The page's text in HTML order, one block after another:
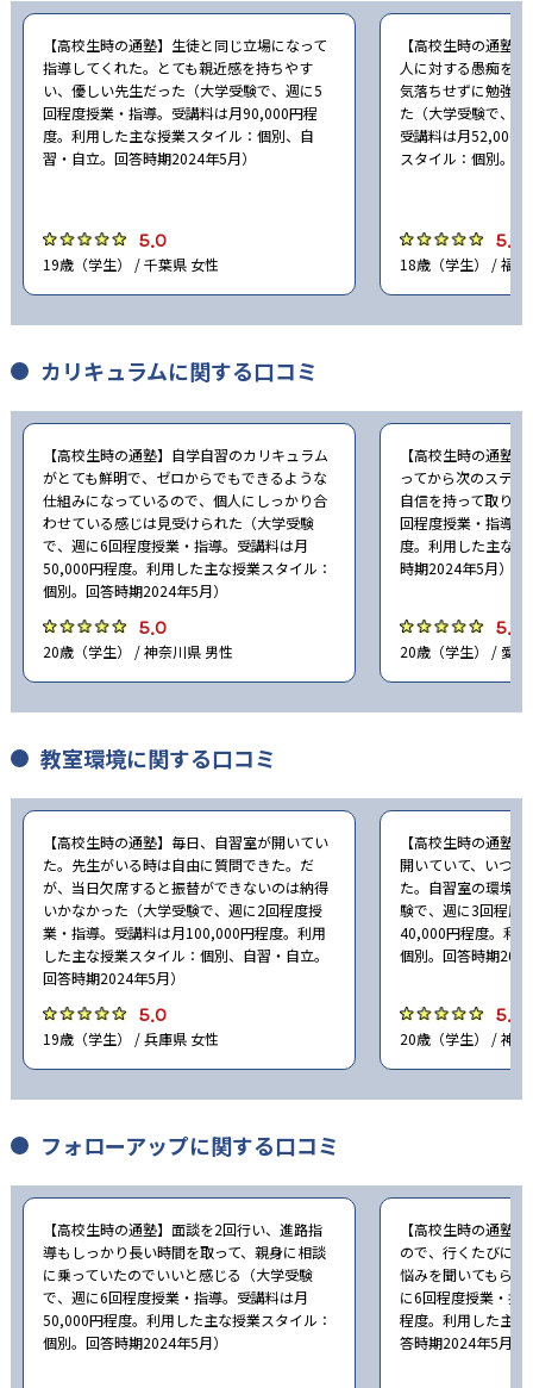
【高校生時の通塾】生徒と同じ立場になって
指導してくれた。とても親近感を持ちやす
い、優しい先生だった（大学受験で、週に5
回程度授業・指導。受講料は月90,000円程
度。利用した主な授業スタイル：個別、自
習・自立。回答時期2024年5月）
5.0
19歳（学生） / 千葉県 女性
【高校生時の通塾
人に対する愚痴を
気落ちせずに勉強
た（大学受験で、
受講料は月52,000
スタイル：個別。
5.0
18歳（学生） / 福岡
カリキュラムに関する口コミ
【高校生時の通塾】自学自習のカリキュラム
がとても鮮明で、ゼロからでもできるような
仕組みになっているので、個人にしっかり合
わせている感じは見受けられた（大学受験
で、週に6回程度授業・指導。受講料は月
50,000円程度。利用した主な授業スタイル：
個別。回答時期2024年5月）
5.0
20歳（学生） / 神奈川県 男性
【高校生時の通塾
ってから次のステ
自信を持って取り
回程度授業・指導
度。利用した主な
時期2024年5月）
5.0
20歳（学生） / 愛知
教室環境に関する口コミ
【高校生時の通塾】毎日、自習室が開いてい
た。先生がいる時は自由に質問できた。だ
が、当日欠席すると振替ができないのは納得
いかなかった（大学受験で、週に2回程度授
業・指導。受講料は月100,000円程度。利用
した主な授業スタイル：個別、自習・自立。
回答時期2024年5月）
5.0
19歳（学生） / 兵庫県 女性
【高校生時の通塾
開いていて、いつ
た。自習室の環境
験で、週に3回程度
40,000円程度。利
個別。回答時期
5.0
20歳（学生） / 神
フォローアップに関する口コミ
【高校生時の通塾】面談を2回行い、進路指
導もしっかり長い時間を取って、親身に相談
に乗っていたのでいいと感じる（大学受験
で、週に6回程度授業・指導。受講料は月
50,000円程度。利用した主な授業スタイル：
個別。回答時期2024年5月）
【高校生時の通塾
ので、行くたびに
悩みを聞いてもら
に6回程度授業・指
程度。利用した主
答時期2024年5月）